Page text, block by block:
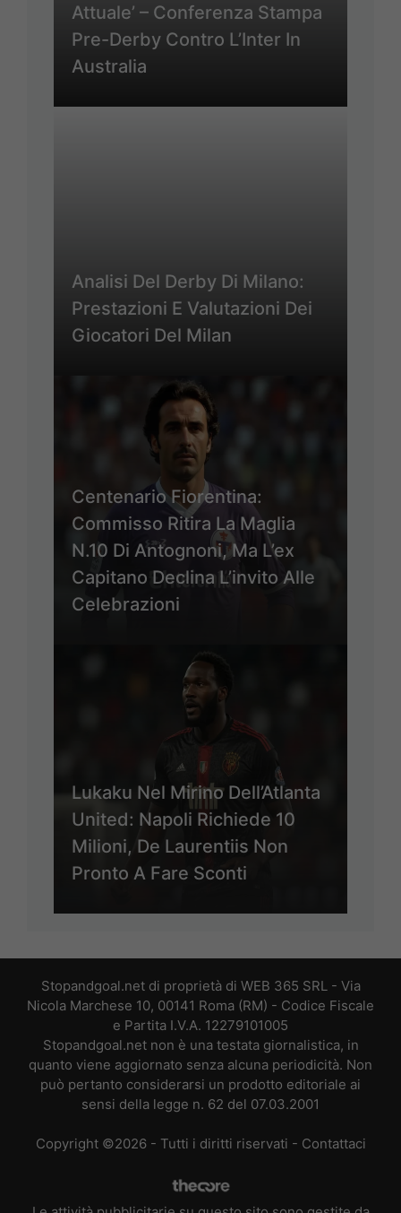
Attuale’ – Conferenza Stampa
Pre-Derby Contro L’Inter In
Australia
Analisi Del Derby Di Milano:
Prestazioni E Valutazioni Dei
Giocatori Del Milan
Centenario Fiorentina:
Commisso Ritira La Maglia
N.10 Di Antognoni, Ma L’ex
Capitano Declina L’invito Alle
Celebrazioni
Lukaku Nel Mirino Dell’Atlanta
United: Napoli Richiede 10
Milioni, De Laurentiis Non
Pronto A Fare Sconti
Stopandgoal.net di proprietà di WEB 365 SRL - Via
Nicola Marchese 10, 00141 Roma (RM) - Codice Fiscale
e Partita I.V.A. 12279101005
Stopandgoal.net non è una testata giornalistica, in
quanto viene aggiornato senza alcuna periodicità. Non
può pertanto considerarsi un prodotto editoriale ai
sensi della legge n. 62 del 07.03.2001
Copyright ©2026 - Tutti i diritti riservati - Contattaci